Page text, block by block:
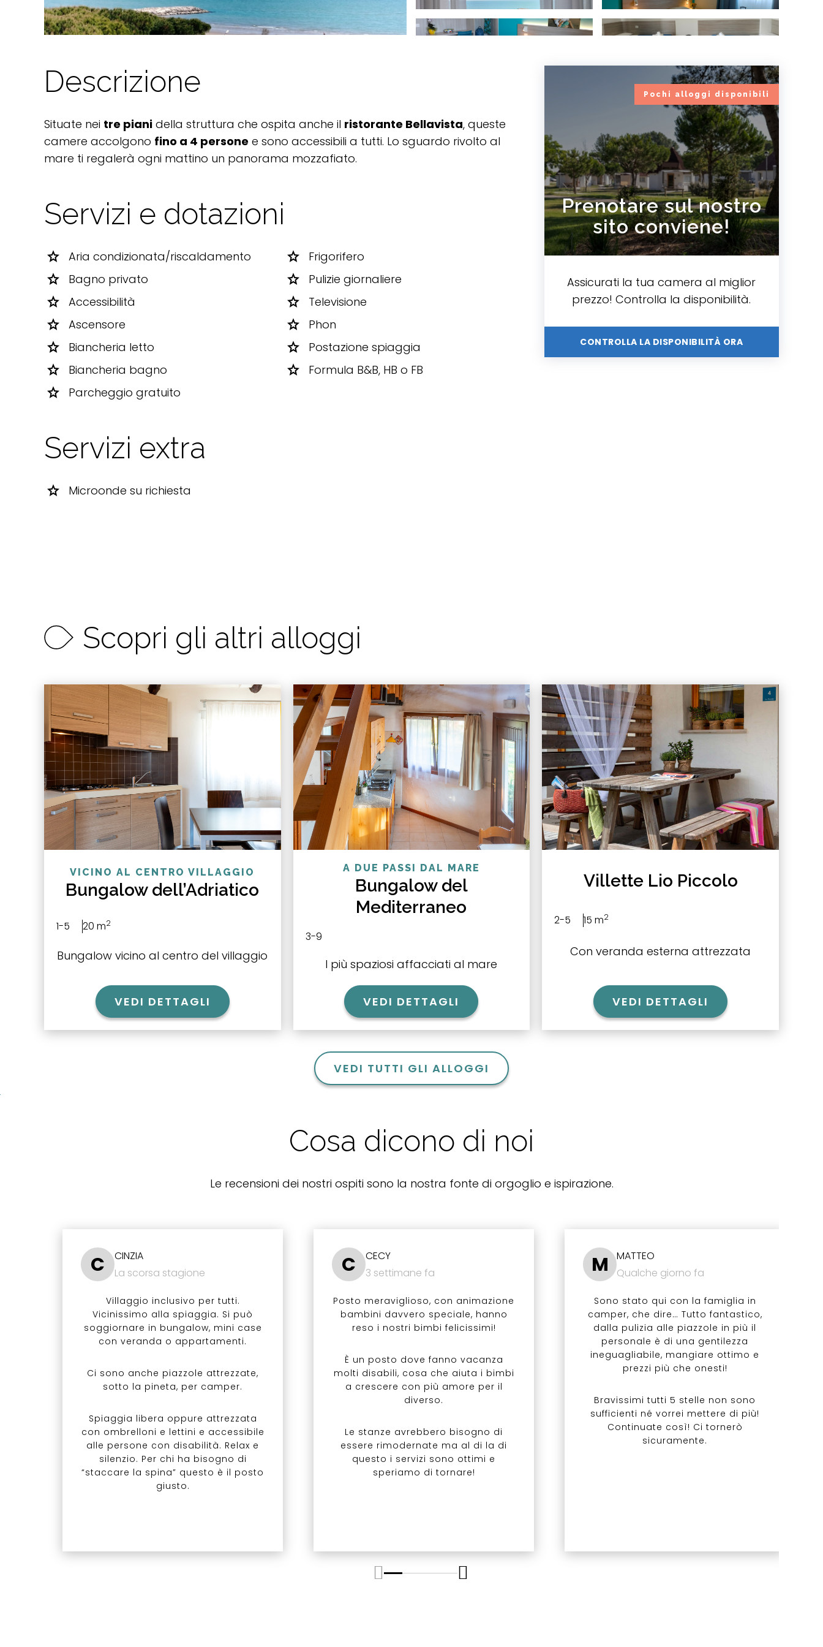
Descrizione
Situate nei tre piani della struttura che ospita anche il ristorante Bellavista, queste
camere accolgono fino a 4 persone e sono accessibili a tutti. Lo sguardo rivolto al
mare ti regalerà ogni mattino un panorama mozzafiato.
Pochi alloggi disponibili
Prenotare sul nostro
sito conviene!
Assicurati la tua camera al miglior
prezzo! Controlla la disponibilità.
CONTROLLA LA DISPONIBILITÀ ORA
Servizi e dotazioni
star Aria condizionata/riscaldamento
star Bagno privato
star Accessibilità
star Ascensore
star Biancheria letto
star Biancheria bagno
star Parcheggio gratuito
star Frigorifero
star Pulizie giornaliere
star Televisione
star Phon
star Postazione spiaggia
star Formula B&B, HB o FB
Servizi extra
star Microonde su richiesta
Scopri gli altri alloggi
VICINO AL CENTRO VILLAGGIO
Bungalow dell’Adriatico
1-5 20 m2
Bungalow vicino al centro del villaggio
VEDI DETTAGLI
A DUE PASSI DAL MARE
Bungalow del
Mediterraneo
3-9
I più spaziosi affacciati al mare
VEDI DETTAGLI
Villette Lio Piccolo
2-5 15 m2
Con veranda esterna attrezzata
VEDI DETTAGLI
VEDI TUTTI GLI ALLOGGI
Cosa dicono di noi
Le recensioni dei nostri ospiti sono la nostra fonte di orgoglio e ispirazione.
C
CINZIA
La scorsa stagione
Villaggio inclusivo per tutti.
Vicinissimo alla spiaggia. Si può
soggiornare in bungalow, mini case
con veranda o appartamenti.
Ci sono anche piazzole attrezzate,
sotto la pineta, per camper.
Spiaggia libera oppure attrezzata
con ombrelloni e lettini e accessibile
alle persone con disabilità. Relax e
silenzio. Per chi ha bisogno di
“staccare la spina” questo è il posto
giusto.
C
CECY
3 settimane fa
Posto meraviglioso, con animazione
bambini davvero speciale, hanno
reso i nostri bimbi felicissimi!
È un posto dove fanno vacanza
molti disabili, cosa che aiuta i bimbi
a crescere con più amore per il
diverso.
Le stanze avrebbero bisogno di
essere rimodernate ma al di la di
questo i servizi sono ottimi e
speriamo di tornare!
M
MATTEO
Qualche giorno fa
Sono stato qui con la famiglia in
camper, che dire… Tutto fantastico,
dalla pulizia alle piazzole in più il
personale è di una gentilezza
ineguagliabile, mangiare ottimo e
prezzi più che onesti!
Bravissimi tutti 5 stelle non sono
sufficienti né vorrei mettere di più!
Continuate così! Ci tornerò
sicuramente.